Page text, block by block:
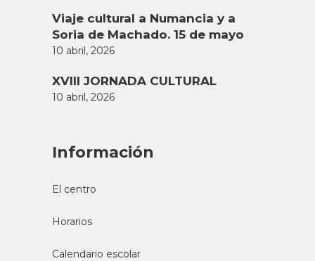
Viaje cultural a Numancia y a
Soria de Machado. 15 de mayo
10 abril, 2026
XVIII JORNADA CULTURAL
10 abril, 2026
Información
El centro
Horarios
Calendario escolar